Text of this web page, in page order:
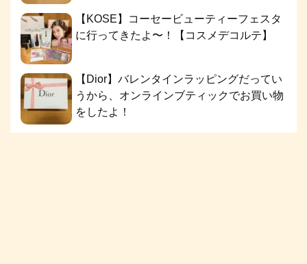
【KOSE】コーセービューティーフェスタ
に行ってきたよ〜！【コスメデコルテ】
【Dior】バレンタインラッピングだってい
うから、オンラインブティックでお買い物
をしたよ！